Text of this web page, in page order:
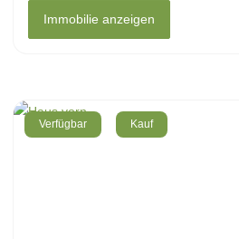
Immobilie anzeigen
Verfügbar Kauf